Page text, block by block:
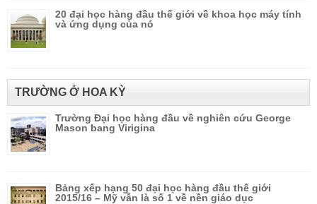
20 đại học hàng đầu thế giới về khoa học máy tính
và ứng dụng của nó
TRƯỜNG Ở HOA KỲ
Trường Đại học hàng đầu về nghiên cứu George
Mason bang Virigina
Bảng xếp hạng 50 đại học hàng đầu thế giới
2015/16 – Mỹ vẫn là số 1 về nền giáo dục